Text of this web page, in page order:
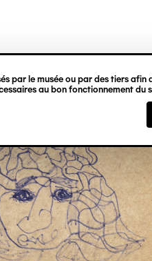
par le musée ou par des tiers
au bon fonctionnement